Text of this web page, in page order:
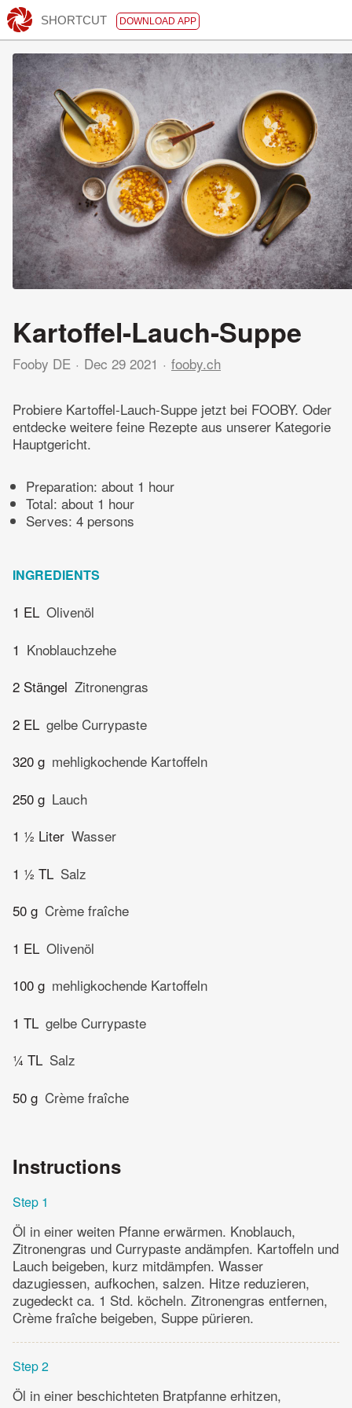
SHORTCUT DOWNLOAD APP
Kartoffel-Lauch-Suppe
Fooby DE Dec 29 2021 fooby.ch
Probiere Kartoffel-Lauch-Suppe jetzt bei FOOBY. Oder
entdecke weitere feine Rezepte aus unserer Kategorie
Hauptgericht.
Preparation: about 1 hour
Total: about 1 hour
Serves: 4 persons
INGREDIENTS
1 EL Olivenöl
1 Knoblauchzehe
2 Stängel Zitronengras
2 EL gelbe Currypaste
320 g mehligkochende Kartoffeln
250 g Lauch
1 ½ Liter Wasser
1 ½ TL Salz
50 g Crème fraîche
1 EL Olivenöl
100 g mehligkochende Kartoffeln
1 TL gelbe Currypaste
¼ TL Salz
50 g Crème fraîche
Instructions
Step 1
Öl in einer weiten Pfanne erwärmen. Knoblauch,
Zitronengras und Currypaste andämpfen. Kartoffeln und
Lauch beigeben, kurz mitdämpfen. Wasser
dazugiessen, aufkochen, salzen. Hitze reduzieren,
zugedeckt ca. 1 Std. köcheln. Zitronengras entfernen,
Crème fraîche beigeben, Suppe pürieren.
Step 2
Öl in einer beschichteten Bratpfanne erhitzen,